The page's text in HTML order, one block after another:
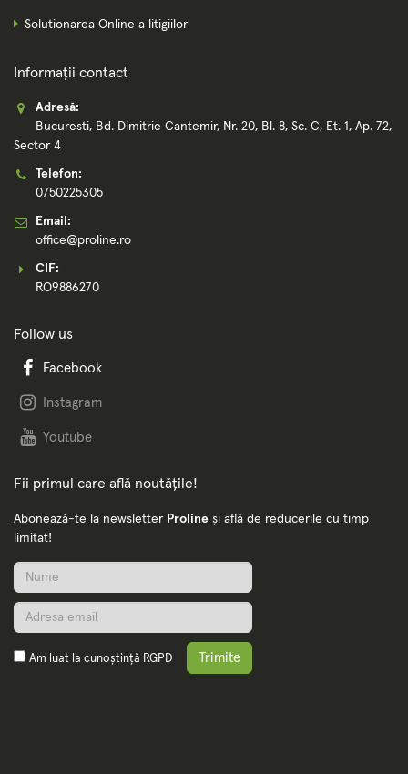
Solutionarea Online a litigiilor
Informații contact
Adresă:
Bucuresti, Bd. Dimitrie Cantemir, Nr. 20, Bl. 8, Sc. C, Et. 1, Ap. 72,
Sector 4
Telefon:
0750225305
Email:
office@proline.ro
CIF:
RO9886270
Follow us
Facebook
Instagram
Youtube
Fii primul care află noutățile!
Abonează-te la newsletter Proline și află de reducerile cu timp
limitat!
Am luat la cunoștință RGPD Trimite